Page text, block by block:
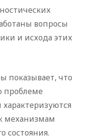
вопросы
и исхода этих
показывает, что
проблеме
механизмам
состояния.